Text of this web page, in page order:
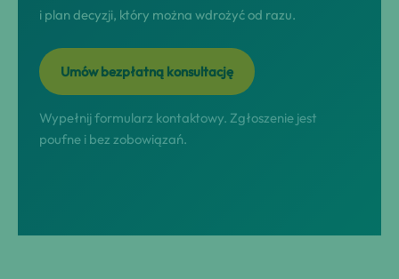
i plan decyzji, który można wdrożyć od razu.
Umów bezpłatną konsultację
Wypełnij formularz kontaktowy. Zgłoszenie jest
poufne i bez zobowiązań.